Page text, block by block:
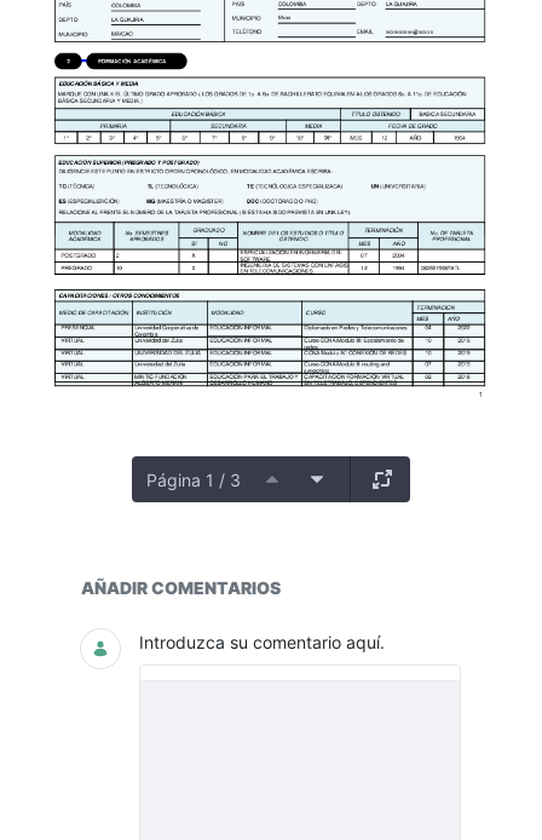
Página 1 / 3
PLANTA
AÑADIR COMENTARIOS
Introduzca su comentario aquí.